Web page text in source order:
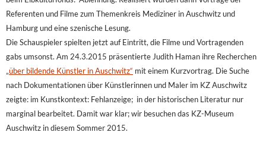
Referenten und Filme zum Themenkreis Mediziner in Auschwitz und
Hamburg und eine szenische Lesung.
Die Schauspieler spielten jetzt auf Eintritt, die Filme und Vortragenden
gabs umsonst. Am 24.3.2015 präsentierte Judith Haman ihre Recherchen
„über bildende Künstler in Auschwitz“ mit einem Kurzvortrag. Die Suche
nach Dokumentationen über Künstlerinnen und Maler im KZ Auschwitz
zeigte: im Kunstkontext: Fehlanzeige; in der historischen Literatur nur
marginal bearbeitet. Damit war klar; wir besuchen das KZ-Museum
Auschwitz in diesem Sommer 2015.